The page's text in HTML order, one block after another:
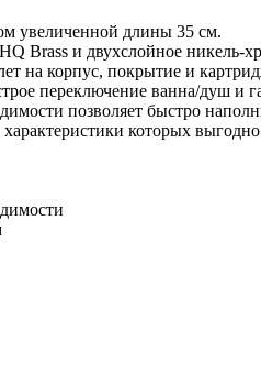
увеличенной длины 35 см.
Brass и двухслойное
на корпус, покрытие и
переключение ванна/душ и
позволяет быстро
которых